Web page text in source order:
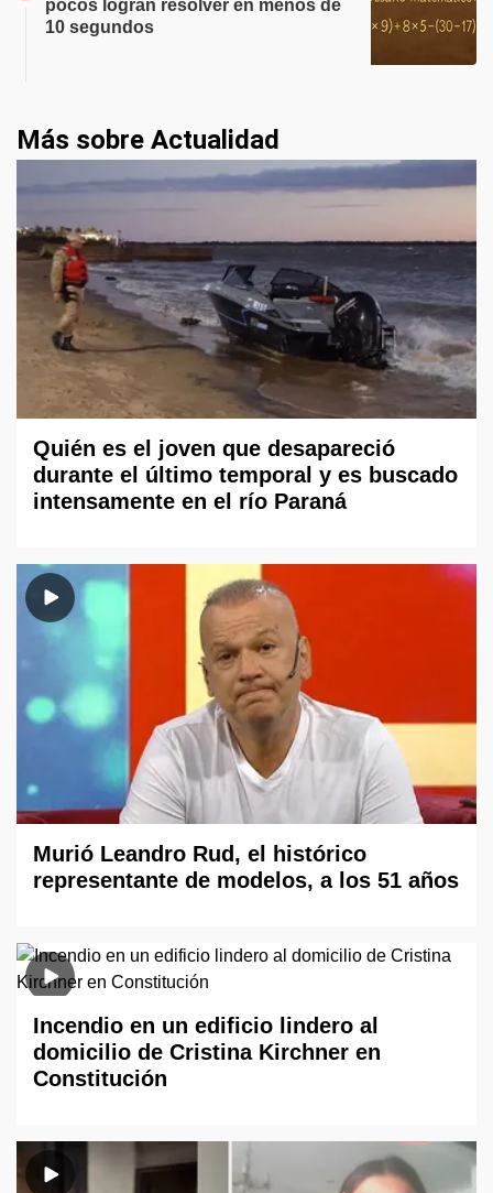
pocos logran resolver en menos de
10 segundos
Más sobre Actualidad
Quién es el joven que desapareció
durante el último temporal y es buscado
intensamente en el río Paraná
Murió Leandro Rud, el histórico
representante de modelos, a los 51 años
Incendio en un edificio lindero al
domicilio de Cristina Kirchner en
Constitución